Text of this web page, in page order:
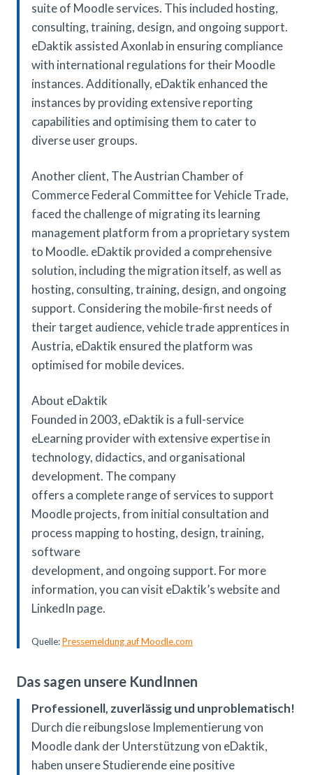
suite of Moodle services. This included hosting,
consulting, training, design, and ongoing support.
eDaktik assisted Axonlab in ensuring compliance
with international regulations for their Moodle
instances. Additionally, eDaktik enhanced the
instances by providing extensive reporting
capabilities and optimising them to cater to
diverse user groups.
Another client, The Austrian Chamber of
Commerce Federal Committee for Vehicle Trade,
faced the challenge of migrating its learning
management platform from a proprietary system
to Moodle. eDaktik provided a comprehensive
solution, including the migration itself, as well as
hosting, consulting, training, design, and ongoing
support. Considering the mobile-first needs of
their target audience, vehicle trade apprentices in
Austria, eDaktik ensured the platform was
optimised for mobile devices.
About eDaktik
Founded in 2003, eDaktik is a full-service
eLearning provider with extensive expertise in
technology, didactics, and organisational
development. The company
offers a complete range of services to support
Moodle projects, from initial consultation and
process mapping to hosting, design, training,
software
development, and ongoing support. For more
information, you can visit eDaktik’s website and
LinkedIn page.
Quelle:Pressemeldung auf Moodle.com
Das sagen unsere KundInnen
Professionell, zuverlässig und unproblematisch!
Durch die reibungslose Implementierung von
Moodle dank der Unterstützung von eDaktik,
haben unsere Studierende eine positive